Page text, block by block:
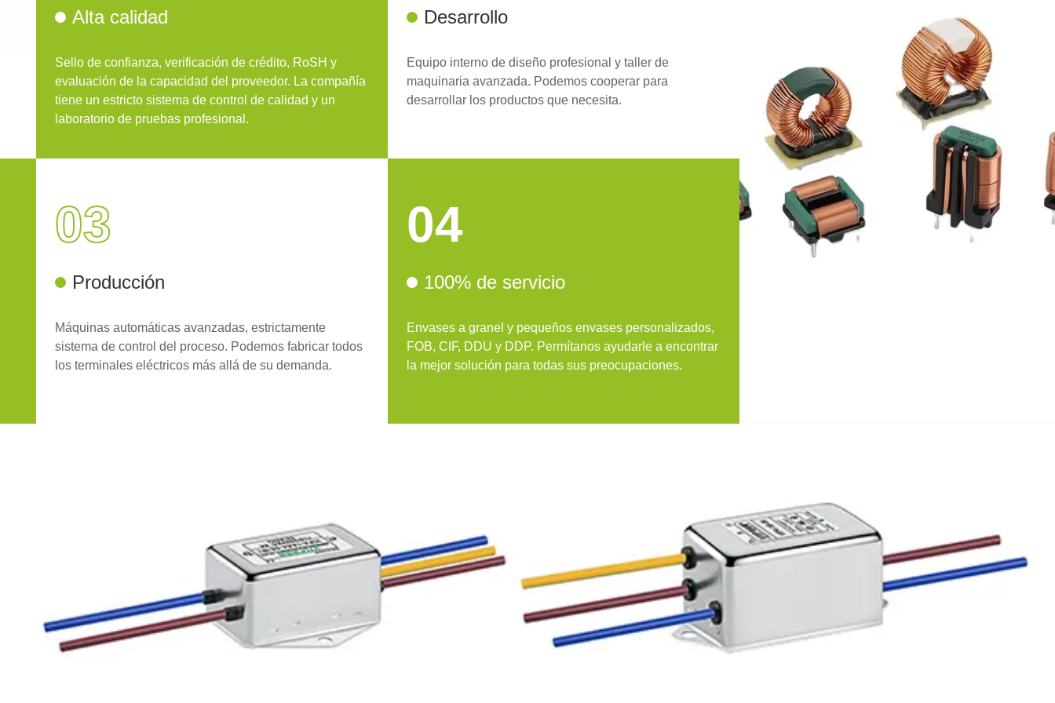
Alta calidad
Sello de confianza, verificación de crédito, RoSH y
evaluación de la capacidad del proveedor. La compañía
tiene un estricto sistema de control de calidad y un
laboratorio de pruebas profesional.
Desarrollo
Equipo interno de diseño profesional y taller de
maquinaria avanzada. Podemos cooperar para
desarrollar los productos que necesita.
03
Producción
Máquinas automáticas avanzadas, estrictamente
sistema de control del proceso. Podemos fabricar todos
los terminales eléctricos más allá de su demanda.
04
100% de servicio
Envases a granel y pequeños envases personalizados,
FOB, CIF, DDU y DDP. Permítanos ayudarle a encontrar
la mejor solución para todas sus preocupaciones.